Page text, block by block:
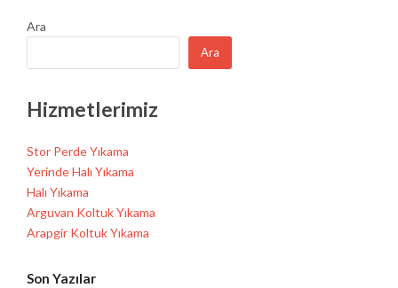
Ara
Ara
Hizmetlerimiz
Stor Perde Yıkama
Yerinde Halı Yıkama
Halı Yıkama
Arguvan Koltuk Yıkama
Arapgir Koltuk Yıkama
Son Yazılar